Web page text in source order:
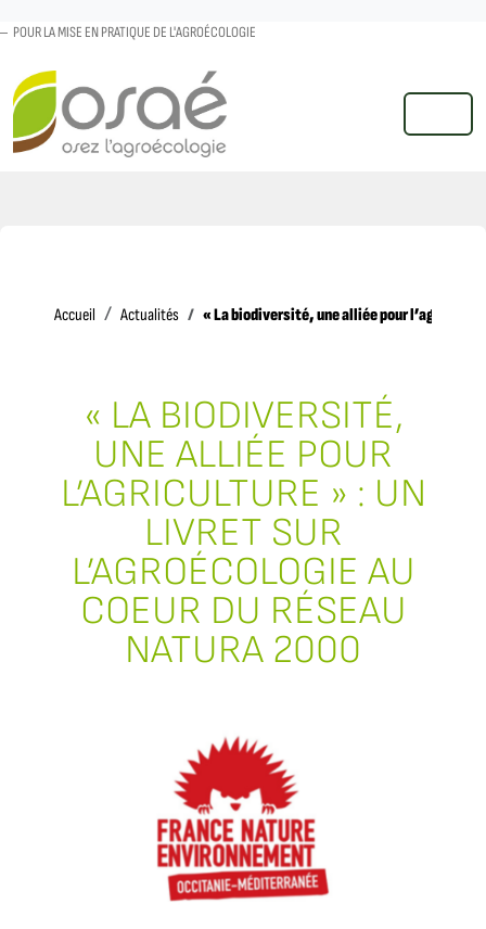
POUR LA MISE EN PRATIQUE DE L'AGROÉCOLOGIE
MENU
Accueil AccueilActualités « La biodiversité, une alliée pour
« LA BIODIVERSITÉ,
UNE ALLIÉE POUR
L’AGRICULTURE » : UN
LIVRET SUR
L’AGROÉCOLOGIE AU
COEUR DU RÉSEAU
NATURA 2000